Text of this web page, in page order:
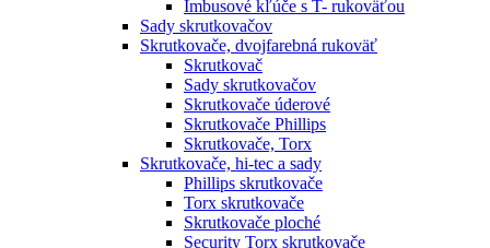
Imbusové kľúče s T- rukoväťou
Sady skrutkovačov
Skrutkovače, dvojfarebná rukoväť
Skrutkovač
Sady skrutkovačov
Skrutkovače úderové
Skrutkovače Phillips
Skrutkovače, Torx
Skrutkovače, hi-tec a sady
Phillips skrutkovače
Torx skrutkovače
Skrutkovače ploché
Security Torx skrutkovače